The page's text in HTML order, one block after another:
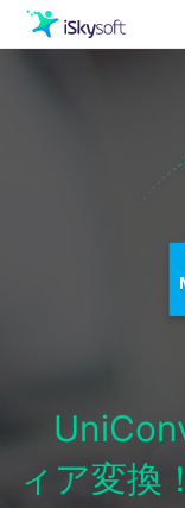
ィア変換